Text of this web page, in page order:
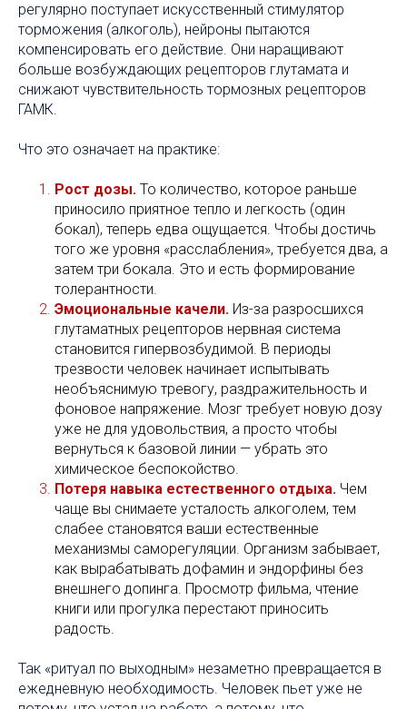
регулярно поступает искусственный стимулятор
торможения (алкоголь), нейроны пытаются
компенсировать его действие. Они наращивают
больше возбуждающих рецепторов глутамата и
снижают чувствительность тормозных рецепторов
ГАМК.
Что это означает на практике:
Рост дозы. То количество, которое раньше
приносило приятное тепло и легкость (один
бокал), теперь едва ощущается. Чтобы достичь
того же уровня «расслабления», требуется два, а
затем три бокала. Это и есть формирование
толерантности.
Эмоциональные качели. Из-за разросшихся
глутаматных рецепторов нервная система
становится гипервозбудимой. В периоды
трезвости человек начинает испытывать
необъяснимую тревогу, раздражительность и
фоновое напряжение. Мозг требует новую дозу
уже не для удовольствия, а просто чтобы
вернуться к базовой линии — убрать это
химическое беспокойство.
Потеря навыка естественного отдыха. Чем
чаще вы снимаете усталость алкоголем, тем
слабее становятся ваши естественные
механизмы саморегуляции. Организм забывает,
как вырабатывать дофамин и эндорфины без
внешнего допинга. Просмотр фильма, чтение
книги или прогулка перестают приносить
радость.
Так «ритуал по выходным» незаметно превращается в
ежедневную необходимость. Человек пьет уже не